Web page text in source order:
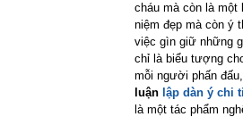
cháu mà còn là
niệm đẹp mà còn ý
việc gìn giữ những
chỉ là biểu tượng
mỗi người phấn
luận lập dàn ý chi
là một tác phẩm